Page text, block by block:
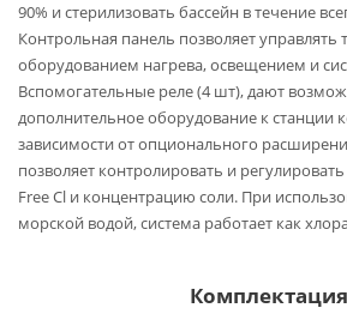
90% и стерилизовать бассейн в течение
Контрольная панель позволяет управлять
оборудованием нагрева, освещением и
Вспомогательные реле (4 шт), дают
дополнительное оборудование к станции
зависимости от опционального
позволяет контролировать и
Free Cl и концентрацию соли. При
морской водой, система работает как
Комплектация